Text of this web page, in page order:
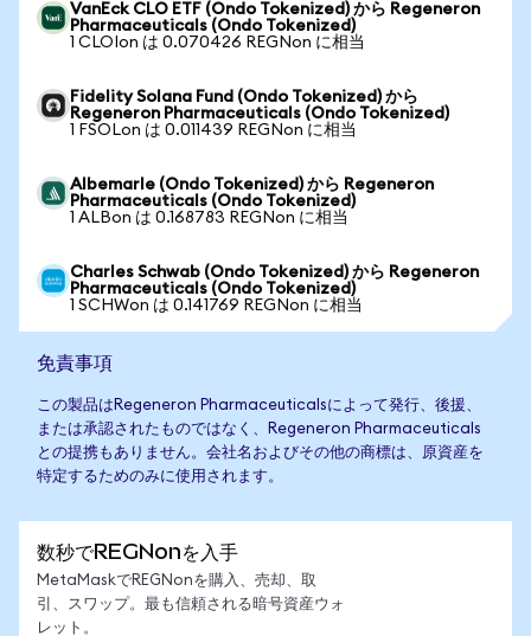
VanEck CLO ETF (Ondo Tokenized) から Regeneron
Pharmaceuticals (Ondo Tokenized)
1 CLOIon は 0.070426 REGNon に相当
Fidelity Solana Fund (Ondo Tokenized) から
Regeneron Pharmaceuticals (Ondo Tokenized)
1 FSOLon は 0.011439 REGNon に相当
Albemarle (Ondo Tokenized) から Regeneron
Pharmaceuticals (Ondo Tokenized)
1 ALBon は 0.168783 REGNon に相当
Charles Schwab (Ondo Tokenized) から Regeneron
Pharmaceuticals (Ondo Tokenized)
1 SCHWon は 0.141769 REGNon に相当
免責事項
この製品はRegeneron Pharmaceuticalsによって発行、後援、
または承認されたものではなく、Regeneron Pharmaceuticals
との提携もありません。会社名およびその他の商標は、原資産を
特定するためのみに使用されます。
数秒でREGNonを入手
MetaMaskでREGNonを購入、売却、取
引、スワップ。最も信頼される暗号資産ウォ
レット。